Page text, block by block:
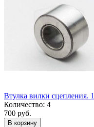
Втулка вилки
Количество: 4
700 руб.
В корзину